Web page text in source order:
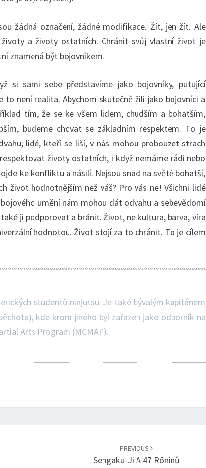
žádná označení, žádné modifikace. Žít, jen žít. Ale
a životy ostatních. Chránit svůj vlastní život je
znamená být bojovníkem.
si sami sebe představíme jako bojovníky, putující
to není realita. Abychom skutečně žili jako bojovníci a
tím, že se ke všem lidem, chudším a bohatším,
budeme chovat se základním respektem. To je
lidé, kteří se liší, v nás mohou probouzet strach
životy ostatních, i když nemáme rádi nebo
ke konfliktu a násilí. Nejsou snad na světě bohatší,
život hodnotnějším než váš? Pro vás ne! Všichni lidé
umění nám mohou dát odvahu a sebevědomí
ji podporovat a bránit. Život, ne kultura, barva, víra
hodnotou. Život stojí za to chránit. To je cílem
studentů ninjutsu. Je také bývalým kapitánem
kde krom jiného byl zařazen jako odborník na
Arts Program (MCMAP).
PREVIOUS
Sengaku-Ji A 47 Rōninů